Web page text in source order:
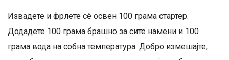
Извадете и фрлете сè освен 100 грама стартер.
Додадете 100 грама брашно за сите намени и 100
грама вода на собна температура. Добро измешајте,